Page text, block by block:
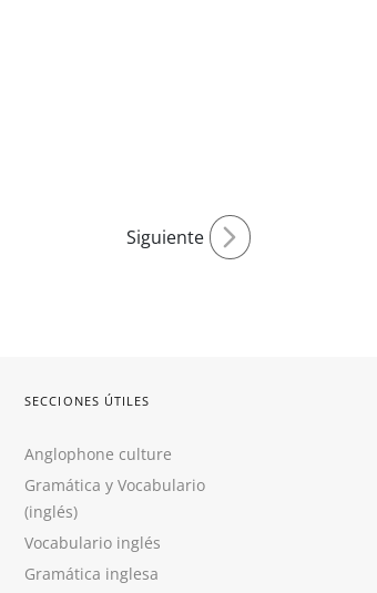
Siguiente
SECCIONES ÚTILES
Anglophone culture
Gramática y Vocabulario
(inglés)
Vocabulario inglés
Gramática inglesa